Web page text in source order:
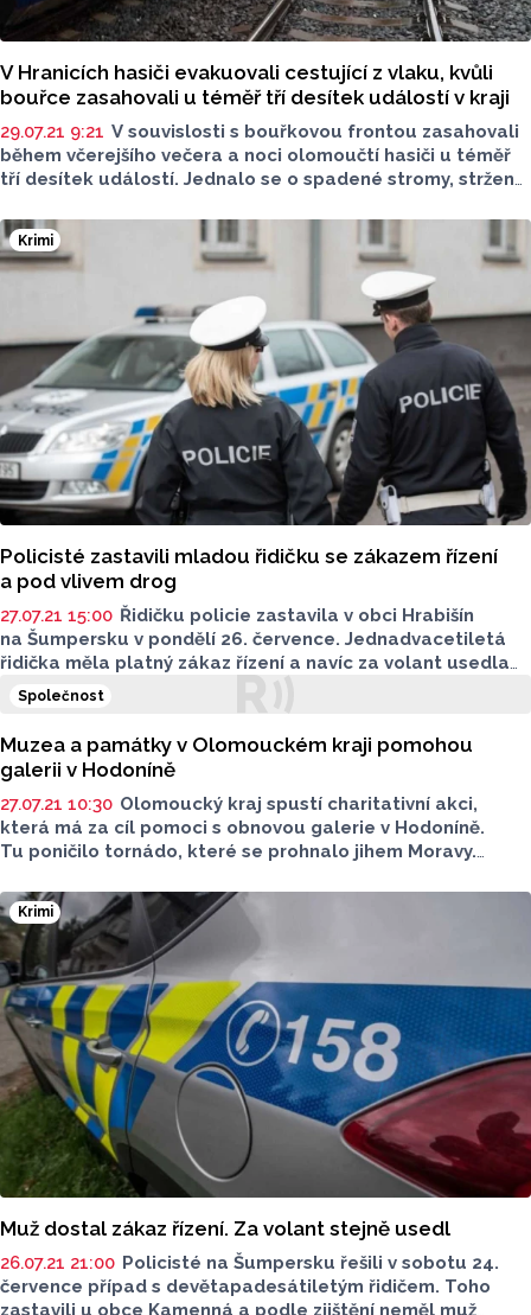
V Hranicích hasiči evakuovali cestující z vlaku, kvůli
bouřce zasahovali u téměř tří desítek událostí v kraji
29.07.21 9:21 V souvislosti s bouřkovou frontou zasahovali
během včerejšího večera a noci olomoučtí hasiči u téměř
tří desítek událostí. Jednalo se o spadené stromy, stržené
stromu na vlakové koleje a hasiči museli z vlaku
evakuovat patnáct osob.
Krimi
Policisté zastavili mladou řidičku se zákazem řízení
a pod vlivem drog
27.07.21 15:00 Řidičku policie zastavila v obci Hrabišín
na Šumpersku v pondělí 26. července. Jednadvacetiletá
řidička měla platný zákaz řízení a navíc za volant usedla
pod vlivem omamných látek.
Společnost
Muzea a památky v Olomouckém kraji pomohou
galerii v Hodoníně
27.07.21 10:30 Olomoucký kraj spustí charitativní akci,
která má za cíl pomoci s obnovou galerie v Hodoníně.
Tu poničilo tornádo, které se prohnalo jihem Moravy.
v krajských muzeích či galeriích, půjde na pomoc
do Hodonína.
Krimi
Muž dostal zákaz řízení. Za volant stejně usedl
26.07.21 21:00 Policisté na Šumpersku řešili v sobotu 24.
července případ s devětapadesátiletým řidičem. Toho
zastavili u obce Kamenná a podle zjištění neměl muž